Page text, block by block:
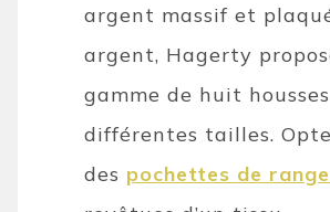
argent massif et
argent, Hagerty
gamme de huit
différentes tailles.
des pochettes de